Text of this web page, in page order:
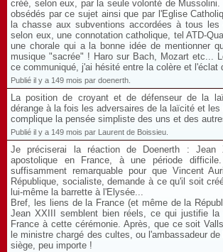
créé, selon eux, par la seule volonté de
obsédés par ce sujet ainsi que par l'Eglise
la chasse aux subventions accordées à tous les
selon eux, une connotation catholique, tel ATD-
une chorale qui a la bonne idée de mentionner
musique "sacrée" ! Haro sur Bach, Mozart etc...
ce communiqué, j'ai hésité entre la colère et l'éclat
Publié il y a 149 mois par doenerth.
La position de croyant et de défenseur de la
dérange à la fois les adversaires de la laïcité et les
complique la pensée simpliste des uns et des
Publié il y a 149 mois par Laurent de Boissieu.
Je préciserai la réaction de Doenerth :
apostolique en France, à une période
suffisamment remarquable pour que Vincent
République, socialiste, demande à ce qu'il soit
lui-même la barrette à l'Elysée...
Bref, les liens de la France (et même de la
Jean XXIII semblent bien réels, ce qui justifie la
France à cette cérémonie. Après, que ce soit
le ministre chargé des cultes, ou l'ambassadeur
siège, peu importe !